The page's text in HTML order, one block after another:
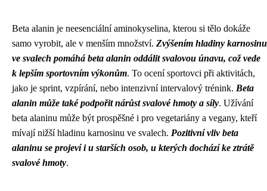
Beta alanin je neesenciální aminokyselina, kterou si tělo dokáže
samo vyrobit, ale v menším množství. Zvýšením hladiny karnosinu
ve svalech pomáhá beta alanin oddálit svalovou únavu, což vede
k lepším sportovním výkonům. To ocení sportovci při aktivitách,
jako je sprint, vzpírání, nebo intenzivní intervalový trénink. Beta
alanin může také podpořit nárůst svalové hmoty a síly. Užívání
beta alaninu může být prospěšné i pro vegetariány a vegany, kteří
mívají nižší hladinu karnosinu ve svalech. Pozitivní vliv beta
alaninu se projeví i u starších osob, u kterých dochází ke ztrátě
svalové hmoty.